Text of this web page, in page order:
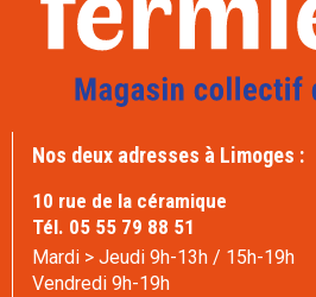
Nos deux adresses à Limoges :
10 rue de la céramique
Tél. 05 55 79 88 51
Mardi > Jeudi 9h-13h / 15h-19h
Vendredi 9h-19h